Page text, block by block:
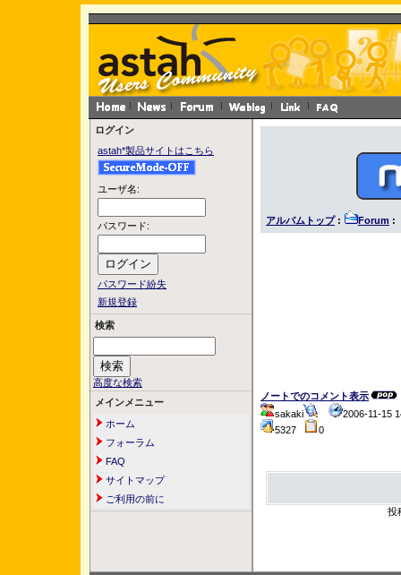
ログイン
astah*製品サイトはこちら
ユーザ名:
パスワード:
パスワード紛失
新規登録
検索
高度な検索
メインメニュー
ホーム
フォーラム
FAQ
サイトマップ
ご利用の前に
アルバムトップ: Forum :
ノートでのコメント表示
sakaki
2006-11-
5327
0
投